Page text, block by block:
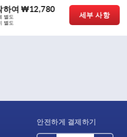
하여₩11,590
별도
별도
세부 사항
안전하게 결제하기